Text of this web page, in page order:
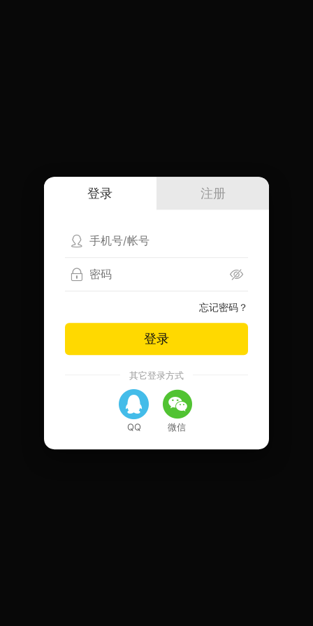
登录 注册
忘记密码？
登录
其它登录方式
QQ 微信